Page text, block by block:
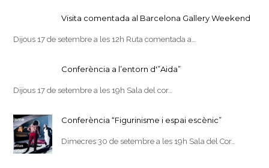
Visita comentada al Barcelona Gallery Weekend
Dijous 17 de setembre a les 12h Ruta comentada a…
Conferència a l’entorn d'”Aida”
Dijous 17 de setembre a les 19h Sala del cor…
Conferència “Figurinisme i espai escènic”
Dimecres 30 de setembre a les 19h Sala del Cor…